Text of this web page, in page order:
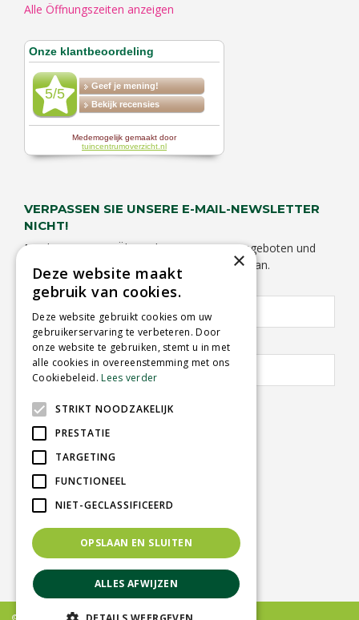
Alle Öffnungszeiten anzeigen
VERPASSEN SIE UNSERE E-MAIL-NEWSLETTER
NICHT!
Möchten Sie eine Übersicht von unseren Angeboten und
Aktivitäten empfangen? Melden Sie sich hier an.
Vorname:
E-Mail Adresse: *
GARTENCENTER SCHMITZ
Herkenbosserweg 2
Telefon:
info@tuincentrumschmitz.nl
© Gardencenter Schmitz
×
Deze website maakt
gebruik van cookies.
Deze website gebruikt cookies om uw
gebruikerservaring te verbeteren. Door
onze website te gebruiken, stemt u in met
alle cookies in overeenstemming met ons
Cookiebeleid.Lees verder
STRIKT NOODZAKELIJK
PRESTATIE
TARGETING
FUNCTIONEEL
NIET-GECLASSIFICEERD
OPSLAAN EN SLUITEN
ALLES AFWIJZEN